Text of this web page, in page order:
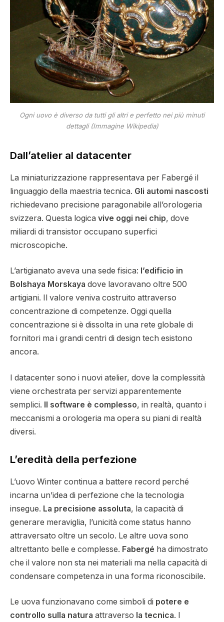
Ogni uovo è diverso da tutti gli altri e perfetto nei più minuti
dettagli (Immagine Wikipedia)
Dall’atelier al datacenter
La miniaturizzazione rappresentava per Fabergé il
linguaggio della maestria tecnica. Gli automi nascosti
richiedevano precisione paragonabile all’orologeria
svizzera. Questa logica vive oggi nei chip, dove
miliardi di transistor occupano superfici
microscopiche.
L’artigianato aveva una sede fisica: l’edificio in
Bolshaya Morskaya dove lavoravano oltre 500
artigiani. Il valore veniva costruito attraverso
concentrazione di competenze. Oggi quella
concentrazione si è dissolta in una rete globale di
fornitori ma i grandi centri di design tech esistono
ancora.
I datacenter sono i nuovi atelier, dove la complessità
viene orchestrata per servizi apparentemente
semplici. Il software è complesso, in realtà, quanto i
meccanismi a orologeria ma opera su piani di realtà
diversi.
L’eredità della perfezione
L’uovo Winter continua a battere record perché
incarna un’idea di perfezione che la tecnologia
insegue. La precisione assoluta, la capacità di
generare meraviglia, l’unicità come status hanno
attraversato oltre un secolo. Le altre uova sono
altrettanto belle e complesse. Fabergé ha dimostrato
che il valore non sta nei materiali ma nella capacità di
condensare competenza in una forma riconoscibile.
Le uova funzionavano come simboli di potere e
controllo sulla natura attraverso la tecnica. I